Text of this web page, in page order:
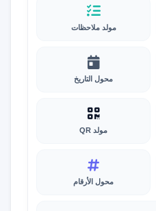
مولد ملاحظات
محول التاريخ
مولد QR
محول الأرقام